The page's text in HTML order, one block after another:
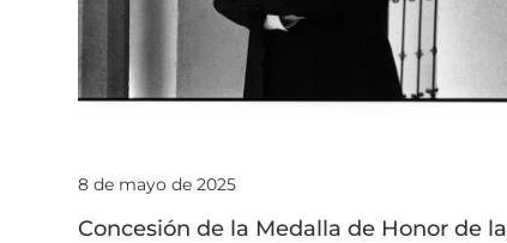
8 de mayo de 2025
Concesión de la Medalla de Honor de la